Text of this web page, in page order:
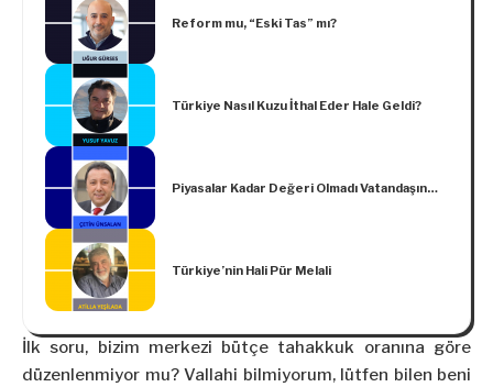
Reform mu, “Eski Tas” mı?
Türkiye Nasıl Kuzu İthal Eder Hale Geldi?
Piyasalar Kadar Değeri Olmadı Vatandaşın…
Türkiye’nin Hali Pür Melali
İlk soru, bizim merkezi bütçe tahakkuk oranına göre
düzenlenmiyor mu? Vallahi bilmiyorum, lütfen bilen beni